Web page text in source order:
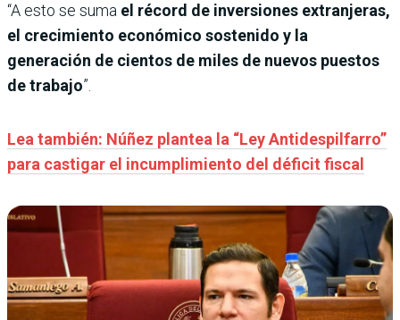
“A esto se suma el récord de inversiones extranjeras,
el crecimiento económico sostenido y la
generación de cientos de miles de nuevos puestos
de trabajo”.
Lea también: Núñez plantea la “Ley Antidespilfarro”
para castigar el incumplimiento del déficit fiscal